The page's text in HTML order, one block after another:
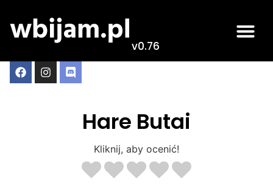
v0.76
Hare Butai
Kliknij, aby ocenić!